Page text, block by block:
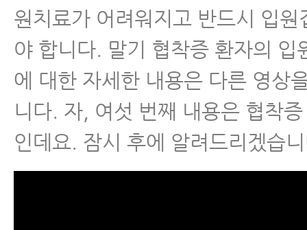
근육파열
디스크 내장증
원치료가 어려워지고 반드시 입원
야 합니다. 말기 협착증 환자의 입
에 대한 자세한 내용은 다른 영상
니다. 자, 여섯 번째 내용은 협착
인데요. 잠시 후에 알려드리겠습